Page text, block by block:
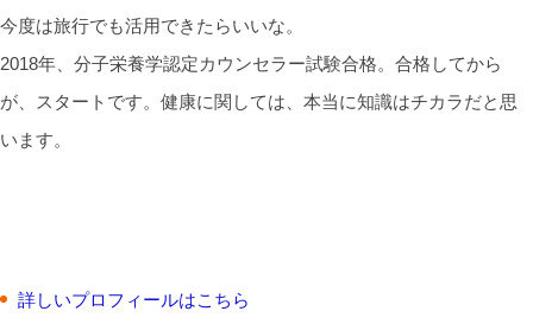
今度は旅行でも活用できたらいいな。
2018年、分子栄養学認定カウンセラー試験合格。合格してから
が、スタートです。健康に関しては、本当に知識はチカラだと思
います。
詳しいプロフィールはこちら